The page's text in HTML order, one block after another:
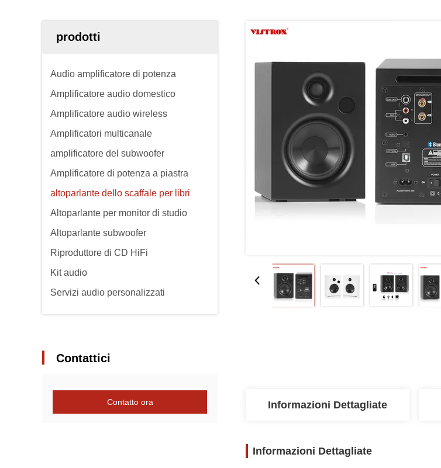
prodotti
Audio amplificatore di potenza
Amplificatore audio domestico
Amplificatore audio wireless
Amplificatori multicanale
amplificatore del subwoofer
Amplificatore di potenza a piastra
altoparlante dello scaffale per libri
Altoparlante per monitor di studio
Altoparlante subwoofer
Riproduttore di CD HiFi
Kit audio
Servizi audio personalizzati
Contattici
Contatto ora Informazioni Dettagliate
Informazioni Dettagliate